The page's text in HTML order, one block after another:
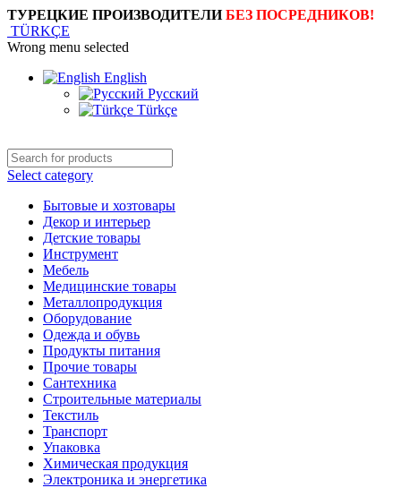
ТУРЕЦКИЕ ПРОИЗВОДИТЕЛИБЕЗ ПОСРЕДНИКОВ!
TÜRKÇE
Wrong menu selected
English
Русский
Türkçe
Select category
Бытовые и хозтовары
Декор и интерьер
Детские товары
Инструмент
Мебель
Медицинские товары
Металлопродукция
Оборудование
Одежда и обувь
Продукты питания
Прочие товары
Сантехника
Строительные материалы
Текстиль
Транспорт
Упаковка
Химическая продукция
Электроника и энергетика